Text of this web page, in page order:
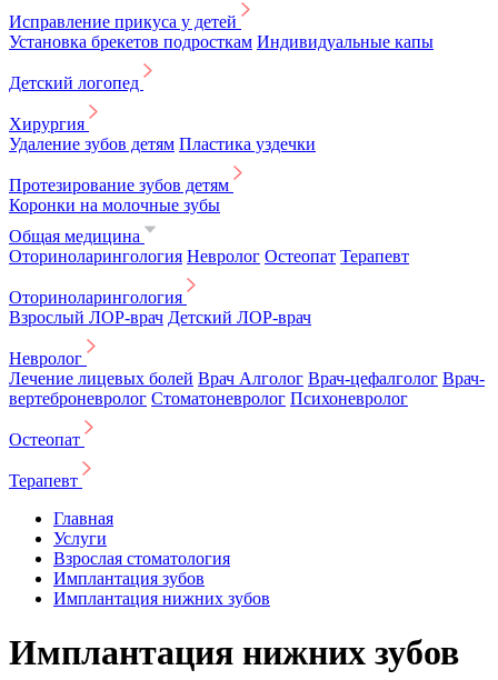
Исправление прикуса у детей
Установка брекетов подросткам Индивидуальные капы
Детский логопед
Хирургия
Удаление зубов детям Пластика уздечки
Протезирование зубов детям
Коронки на молочные зубы
Общая медицина
Оториноларингология Невролог Остеопат Терапевт
Оториноларингология
Взрослый ЛОР-врач Детский ЛОР-врач
Невролог
Лечение лицевых болей Врач Алголог Врач-цефалголог Врач-
вертеброневролог Стоматоневролог Психоневролог
Остеопат
Терапевт
Главная
Услуги
Взрослая стоматология
Имплантация зубов
Имплантация нижних зубов
Имплантация нижних зубов